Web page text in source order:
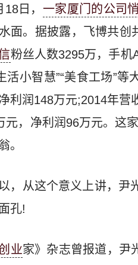
18日， 一家厦门的公司
面。据披露，飞博共创
粉丝人数3295万，手机
活小智慧”“美食工场”
利润148万元;2014年营
元，净利润96万元。这
。
，从这个意义上讲，尹
孔!
业家》杂志曾报道，尹